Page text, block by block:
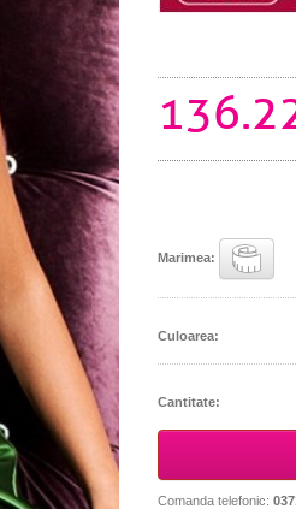
Marimea:
Culoarea:
Cantitate:
Comanda telefonic: